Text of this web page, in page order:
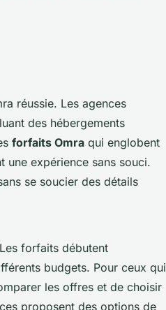
réussie. Les agences
des hébergements
forfaits Omra qui englobent
une expérience sans souci.
se soucier des détails
forfaits débutent
budgets. Pour ceux qui
les offres et de choisir
proposent des options de